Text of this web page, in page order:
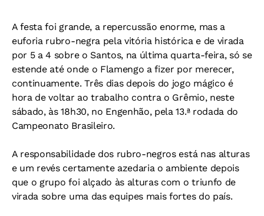
A festa foi grande, a repercussão enorme, mas a
euforia rubro-negra pela vitória histórica e de virada
por 5 a 4 sobre o Santos, na última quarta-feira, só se
estende até onde o Flamengo a fizer por merecer,
continuamente. Três dias depois do jogo mágico é
hora de voltar ao trabalho contra o Grêmio, neste
sábado, às 18h30, no Engenhão, pela 13.ª rodada do
Campeonato Brasileiro.
A responsabilidade dos rubro-negros está nas alturas
e um revés certamente azedaria o ambiente depois
que o grupo foi alçado às alturas com o triunfo de
virada sobre uma das equipes mais fortes do país.